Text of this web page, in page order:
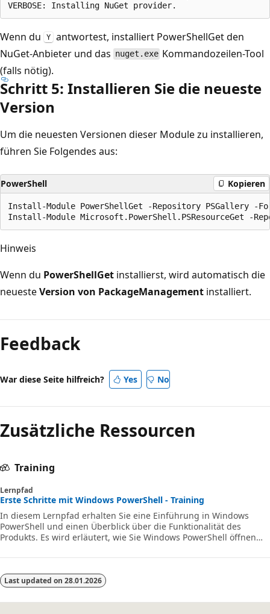
Wenn du Y
antwortest, installiert PowerShellGet den
NuGet-Anbieter und das nuget.exe Kommandozeilen-Tool
(falls nötig).
Schritt 5: Installieren Sie die neueste
Version
Um die neuesten Versionen dieser Module zu installieren,
führen Sie Folgendes aus:
PowerShell Kopieren
Install-Module PowerShellGet -Repository PSGallery -
Hinweis
Wenn du PowerShellGet installierst, wird automatisch die
neuesteVersion von PackageManagement installiert.
Feedback
War diese Seite hilfreich? Yes No
Zusätzliche Ressourcen
Training
Lernpfad
Erste Schritte mit Windows PowerShell - Training
In diesem Lernpfad erhalten Sie eine Einführung in Windows
PowerShell und einen Überblick über die Funktionalität des
Produkts. Es wird erläutert, wie Sie Windows PowerShell öffnen
Hilfesystem verwenden.
Last updated on 28.01.2026